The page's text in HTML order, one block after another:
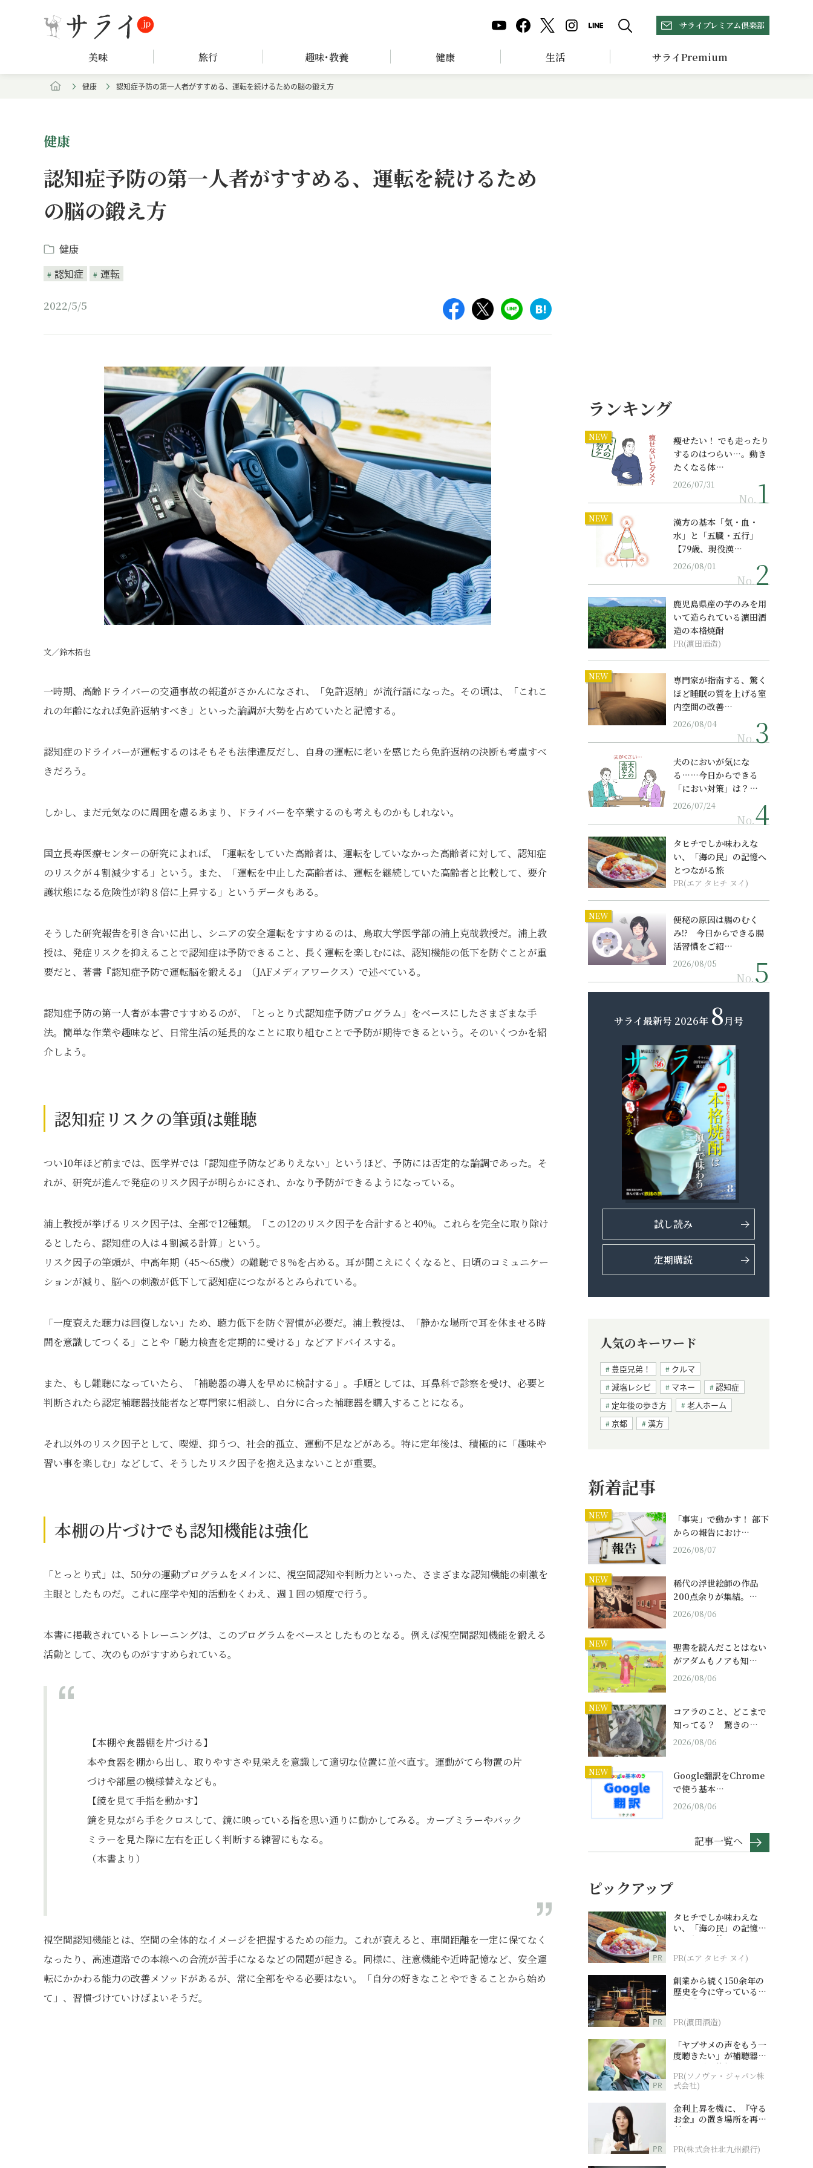
サライプレミアム倶楽部
美味 旅行 趣味･教養 健康 生活 サライPremium
健康 認知症予防の第一人者がすすめる、運転を続けるための脳の鍛え方
健康
認知症予防の第一人者がすすめる、運転を続けるため
の脳の鍛え方
健康
認知症
運転
2022/5/5
文／鈴木拓也
一時期、高齢ドライバーの交通事故の報道がさかんになされ、「免許返納」が流行語になった。その頃は、「これこ
れの年齢になれば免許返納すべき」といった論調が大勢を占めていたと記憶する。
認知症のドライバーが運転するのはそもそも法律違反だし、自身の運転に老いを感じたら免許返納の決断も考慮すべ
きだろう。
しかし、まだ元気なのに周囲を慮るあまり、ドライバーを卒業するのも考えものかもしれない。
国立長寿医療センターの研究によれば、「運転をしていた高齢者は、運転をしていなかった高齢者に対して、認知症
のリスクが４割減少する」という。また、「運転を中止した高齢者は、運転を継続していた高齢者と比較して、要介
護状態になる危険性が約８倍に上昇する」というデータもある。
そうした研究報告を引き合いに出し、シニアの安全運転をすすめるのは、鳥取大学医学部の浦上克哉教授だ。浦上教
授は、発症リスクを抑えることで認知症は予防できること、長く運転を楽しむには、認知機能の低下を防ぐことが重
要だと、著書『認知症予防で運転脳を鍛える』（JAFメディアワークス）で述べている。
認知症予防の第一人者が本書ですすめるのが、「とっとり式認知症予防プログラム」をベースにしたさまざまな手
法。簡単な作業や趣味など、日常生活の延長的なことに取り組むことで予防が期待できるという。そのいくつかを紹
介しよう。
認知症リスクの筆頭は難聴
つい10年ほど前までは、医学界では「認知症予防などありえない」というほど、予防には否定的な論調であった。そ
れが、研究が進んで発症のリスク因子が明らかにされ、かなり予防ができるようになっている。
浦上教授が挙げるリスク因子は、全部で12種類。「この12のリスク因子を合計すると40%。これらを完全に取り除け
るとしたら、認知症の人は４割減る計算」という。
リスク因子の筆頭が、中高年期（45～65歳）の難聴で８%を占める。耳が聞こえにくくなると、日頃のコミュニケー
ションが減り、脳への刺激が低下して認知症につながるとみられている。
「一度衰えた聴力は回復しない」ため、聴力低下を防ぐ習慣が必要だ。浦上教授は、「静かな場所で耳を休ませる時
間を意識してつくる」ことや「聴力検査を定期的に受ける」などアドバイスする。
また、もし難聴になっていたら、「補聴器の導入を早めに検討する」。手順としては、耳鼻科で診察を受け、必要と
判断されたら認定補聴器技能者など専門家に相談し、自分に合った補聴器を購入することになる。
それ以外のリスク因子として、喫煙、抑うつ、社会的孤立、運動不足などがある。特に定年後は、積極的に「趣味や
習い事を楽しむ」などして、そうしたリスク因子を抱え込まないことが重要。
本棚の片づけでも認知機能は強化
「とっとり式」は、50分の運動プログラムをメインに、視空間認知や判断力といった、さまざまな認知機能の刺激を
主眼としたものだ。これに座学や知的活動をくわえ、週１回の頻度で行う。
本書に掲載されているトレーニングは、このプログラムをベースとしたものとなる。例えば視空間認知機能を鍛える
活動として、次のものがすすめられている。
【本棚や食器棚を片づける】
本や食器を棚から出し、取りやすさや見栄えを意識して適切な位置に並べ直す。運動がてら物置の片
づけや部屋の模様替えなども。
【鏡を見て手指を動かす】
鏡を見ながら手をクロスして、鏡に映っている指を思い通りに動かしてみる。カーブミラーやバック
ミラーを見た際に左右を正しく判断する練習にもなる。
（本書より）
視空間認知機能とは、空間の全体的なイメージを把握するための能力。これが衰えると、車間距離を一定に保てなく
なったり、高速道路での本線への合流が苦手になるなどの問題が起きる。同様に、注意機能や近時記憶など、安全運
転にかかわる能力の改善メソッドがあるが、常に全部をやる必要はない。「自分の好きなことやできることから始め
て」、習慣づけていけばよいそうだ。
ランキング
NEW
痩せたい！ でも走ったり
するのはつらい…。動き
たくなる体…
2026/07/31
No.
NEW
漢方の基本「気・血・
水」と「五臓・五行」
【79歳、現役漢…
2026/08/01
No.
鹿児島県産の芋のみを用
いて造られている濵田酒
造の本格焼酎
PR(濵田酒造)
NEW
専門家が指南する、驚く
ほど睡眠の質を上げる室
内空間の改善…
2026/08/04
No.
夫のにおいが気にな
る……今日からできる
「におい対策」は？…
2026/07/24
No.
タヒチでしか味わえな
い、「海の民」の記憶へ
とつながる旅
PR(エア タヒチ ヌイ)
NEW
便秘の原因は腸のむく
み!? 今日からできる腸
活習慣をご紹…
2026/08/05
No.
サライ最新号 2026年 8月号
試し読み
定期購読
人気のキーワード
豊臣兄弟！
クルマ
減塩レシピ
マネー
認知症
定年後の歩き方
老人ホーム
京都
漢方
新着記事
NEW
「事実」で動かす！ 部下
からの報告におけ…
2026/08/07
NEW
稀代の浮世絵師の作品
200点余りが集結。…
2026/08/06
NEW
聖書を読んだことはない
がアダムもノアも知…
2026/08/06
NEW
コアラのこと、どこまで
知ってる？ 驚きの…
2026/08/06
NEW
Google翻訳をChrome
で使う基本…
2026/08/06
記事一覧へ
ピックアップ
PR
タヒチでしか味わえな
い、「海の民」の記憶へ
とつながる旅
PR(エア タヒチ ヌイ)
PR
創業から続く150余年の
歴史を今に守っている濵
田酒造
PR(濵田酒造)
PR
「ヤブサメの声をもう一
度聴きたい」が補聴器チ
ャレンジの後押しに
PR(ソノヴァ・ジャパン株
式会社)
PR
金利上昇を機に、『守る
お金』の置き場所を再検
討
PR(株式会社北九州銀行)